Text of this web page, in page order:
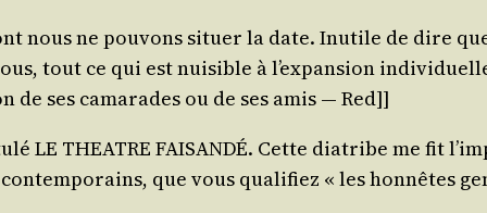
nous ne pou­vons situer la date. Inutile de dire
tout ce qui est nui­sible à l’ex­pan­sion
ses cama­rades ou de ses amis ― Red]]
LE THEATRE FAISANDÉ. Cette dia­tribe me fit
que vous qua­li­fiez « les hon­nêtes